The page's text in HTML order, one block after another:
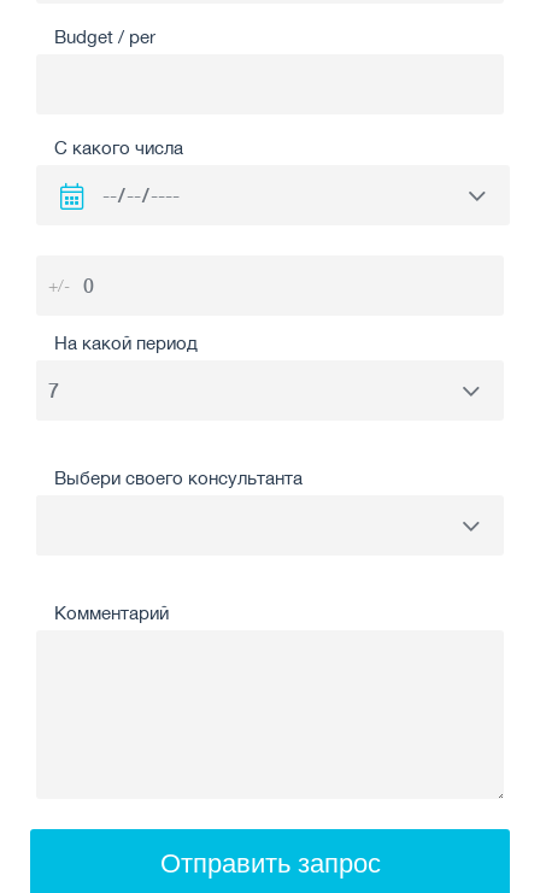
Budget / per
С какого числа
+/-
На какой период
Выбери своего консультанта
Комментарий
Отправить запрос